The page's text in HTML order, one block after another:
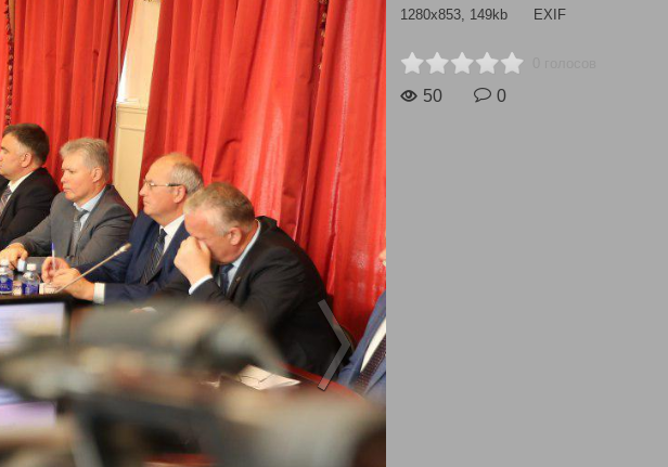
1280x853, 149kb
EXIF
50 0